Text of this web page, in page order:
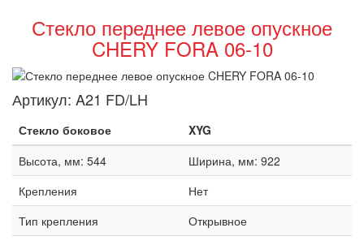
Стекло переднее левое опускное
CHERY FORA 06-10
Артикул: A21 FD/LH
Стекло боковое
XYG
Высота, мм: 544
Ширина, мм: 922
Крепления
Нет
Тип крепления
Открывное